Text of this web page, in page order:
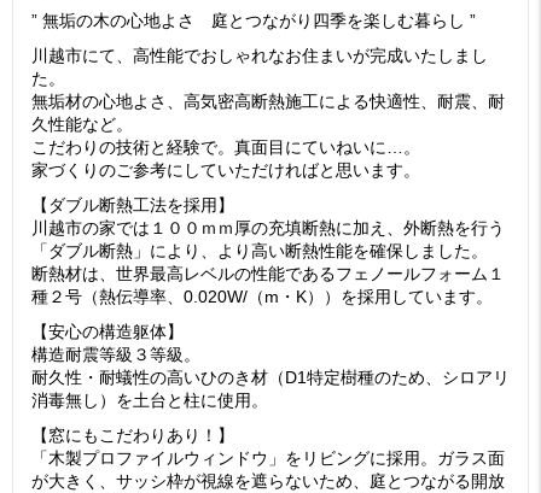
” 無垢の木の心地よさ 庭とつながり四季を楽しむ暮らし ”
川越市にて、高性能でおしゃれなお住まいが完成いたしまし
た。
無垢材の心地よさ、高気密高断熱施工による快適性、耐震、耐
久性能など。
こだわりの技術と経験で。真面目にていねいに…。
家づくりのご参考にしていただければと思います。
【ダブル断熱工法を採用】
川越市の家では１００ｍｍ厚の充填断熱に加え、外断熱を行う
「ダブル断熱」により、より高い断熱性能を確保しました。
断熱材は、世界最高レベルの性能であるフェノールフォーム１
種２号（熱伝導率、0.020W/（m・K））を採用しています。
【安心の構造躯体】
構造耐震等級３等級。
耐久性・耐蟻性の高いひのき材（D1特定樹種のため、シロアリ
消毒無し）を土台と柱に使用。
【窓にもこだわりあり！】
「木製プロファイルウィンドウ」をリビングに採用。ガラス面
が大きく、サッシ枠が視線を遮らないため、庭とつながる開放